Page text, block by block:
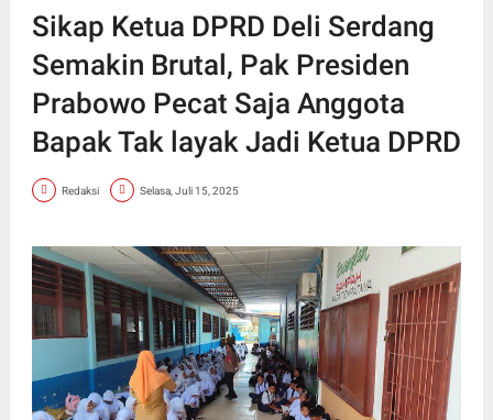
Sikap Ketua DPRD Deli Serdang
Semakin Brutal, Pak Presiden
Prabowo Pecat Saja Anggota
Bapak Tak layak Jadi Ketua DPRD
Redaksi Selasa, Juli 15, 2025